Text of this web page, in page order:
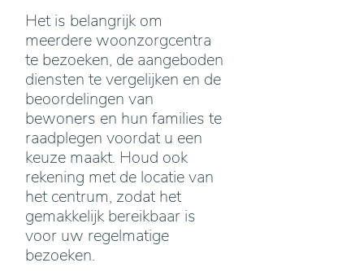
Het is belangrijk om
meerdere woonzorgcentra
te bezoeken, de aangeboden
diensten te vergelijken en de
beoordelingen van
bewoners en hun families te
raadplegen voordat u een
keuze maakt. Houd ook
rekening met de locatie van
het centrum, zodat het
gemakkelijk bereikbaar is
voor uw regelmatige
bezoeken.